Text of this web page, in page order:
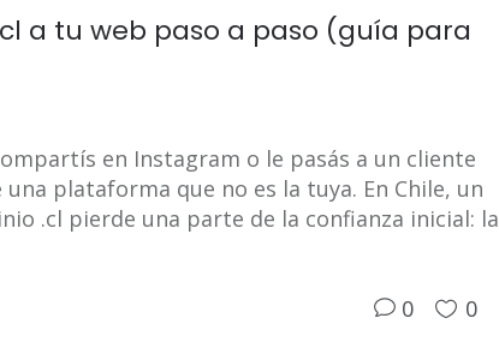
a tu web paso a paso (guía para
en Instagram o le pasás a un cliente
plataforma que no es la tuya. En Chile, un
.cl pierde una parte de la confianza inicial: la
0 0